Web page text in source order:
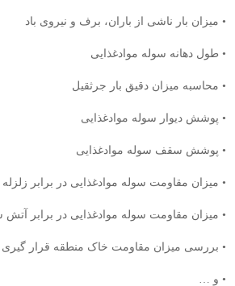
• میزان بار ناشی از باران، برف و نیروی باد
• طول دهانه سوله موادغذایی
• محاسبه میزان دقیق بار جرثقیل
• پوشش دیوار سوله موادغذایی
• پوشش سقف سوله موادغذایی
• میزان مقاومت سوله موادغذایی در برابر زلزله
• میزان مقاومت سوله موادغذایی در برابر
• بررسی میزان مقاومت خاک منطقه قرار گیری
• و …